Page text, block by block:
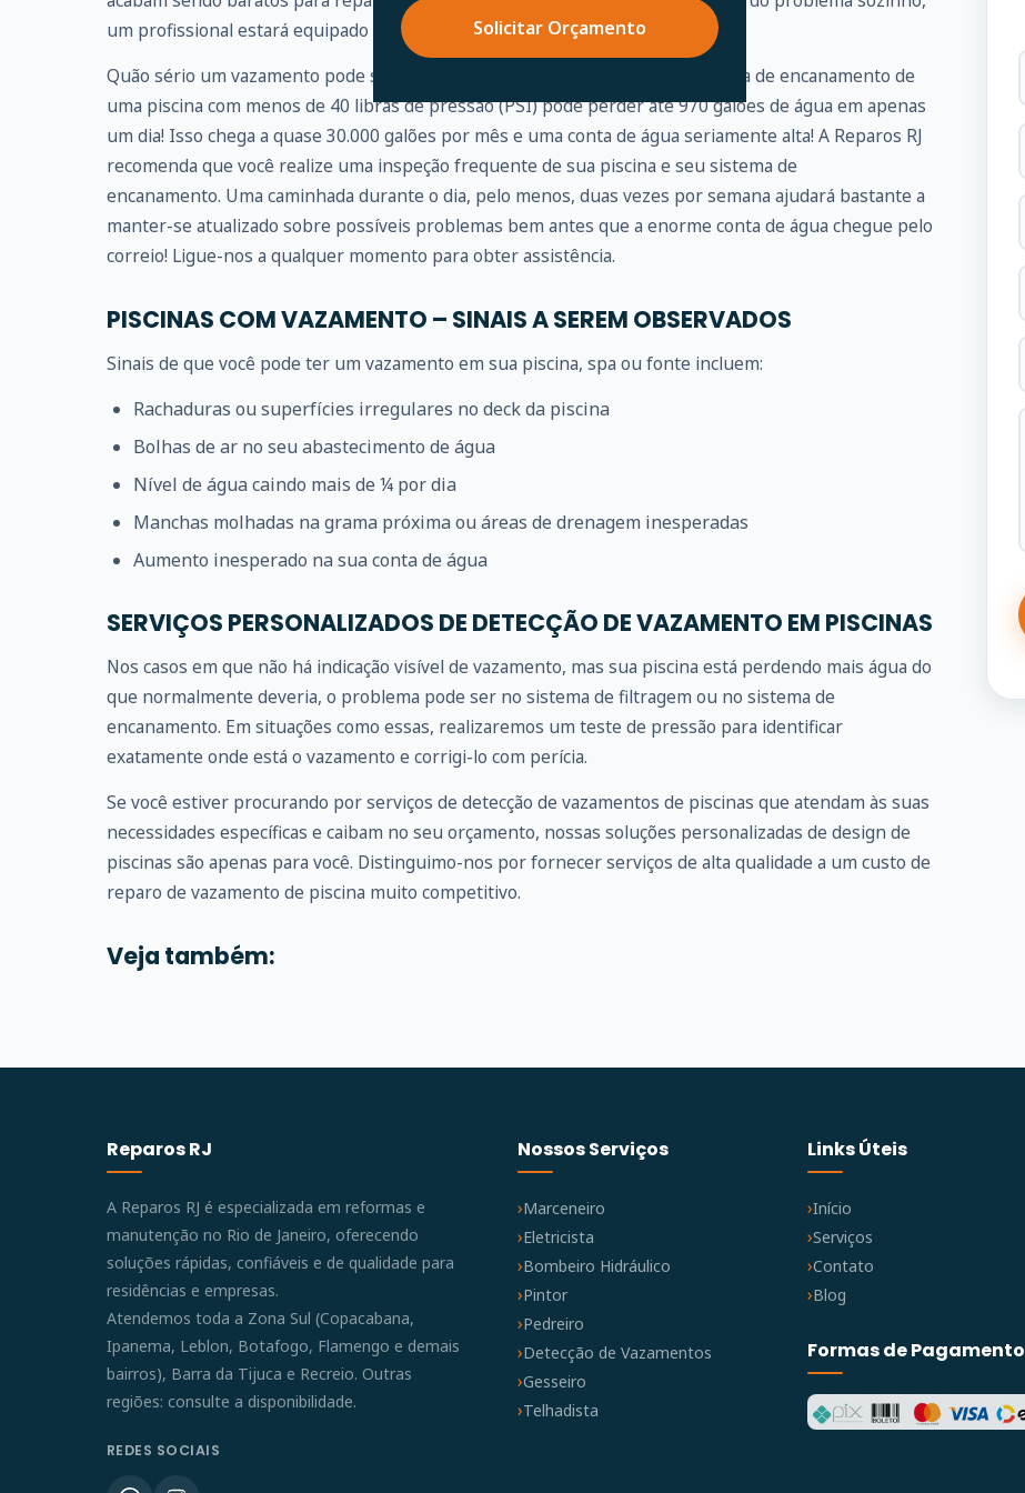
Solicitar Orçamento
um profissional estará equipado para fazer isso por você.
Quão sério um vazamento pode se tornar? Um pequeno vazamento no sistema de encanamento de
uma piscina com menos de 40 libras de pressão (PSI) pode perder até 970 galões de água em apenas
um dia! Isso chega a quase 30.000 galões por mês e uma conta de água seriamente alta! A Reparos RJ
recomenda que você realize uma inspeção frequente de sua piscina e seu sistema de
encanamento. Uma caminhada durante o dia, pelo menos, duas vezes por semana ajudará bastante a
manter-se atualizado sobre possíveis problemas bem antes que a enorme conta de água chegue pelo
correio! Ligue-nos a qualquer momento para obter assistência.
PISCINAS COM VAZAMENTO – SINAIS A SEREM OBSERVADOS
Sinais de que você pode ter um vazamento em sua piscina, spa ou fonte incluem:
Rachaduras ou superfícies irregulares no deck da piscina
Bolhas de ar no seu abastecimento de água
Nível de água caindo mais de ¼ por dia
Manchas molhadas na grama próxima ou áreas de drenagem inesperadas
Aumento inesperado na sua conta de água
SERVIÇOS PERSONALIZADOS DE DETECÇÃO DE VAZAMENTO EM PISCINAS
Nos casos em que não há indicação visível de vazamento, mas sua piscina está perdendo mais água do
que normalmente deveria, o problema pode ser no sistema de filtragem ou no sistema de
encanamento. Em situações como essas, realizaremos um teste de pressão para identificar
exatamente onde está o vazamento e corrigi-lo com perícia.
Se você estiver procurando por serviços de detecção de vazamentos de piscinas que atendam às suas
necessidades específicas e caibam no seu orçamento, nossas soluções personalizadas de design de
piscinas são apenas para você. Distinguimo-nos por fornecer serviços de alta qualidade a um custo de
reparo de vazamento de piscina muito competitivo.
Veja também:
Reparos RJ
A Reparos RJ é especializada em reformas e
manutenção no Rio de Janeiro, oferecendo
soluções rápidas, confiáveis e de qualidade para
residências e empresas.
Atendemos toda a Zona Sul (Copacabana,
Ipanema, Leblon, Botafogo, Flamengo e demais
bairros), Barra da Tijuca e Recreio. Outras
regiões: consulte a disponibilidade.
REDES SOCIAIS
Nossos Serviços
Marceneiro
Eletricista
Bombeiro Hidráulico
Pintor
Pedreiro
Detecção de Vazamentos
Gesseiro
Telhadista
Links Úteis
Início
Serviços
Contato
Blog
Formas de Pagamento